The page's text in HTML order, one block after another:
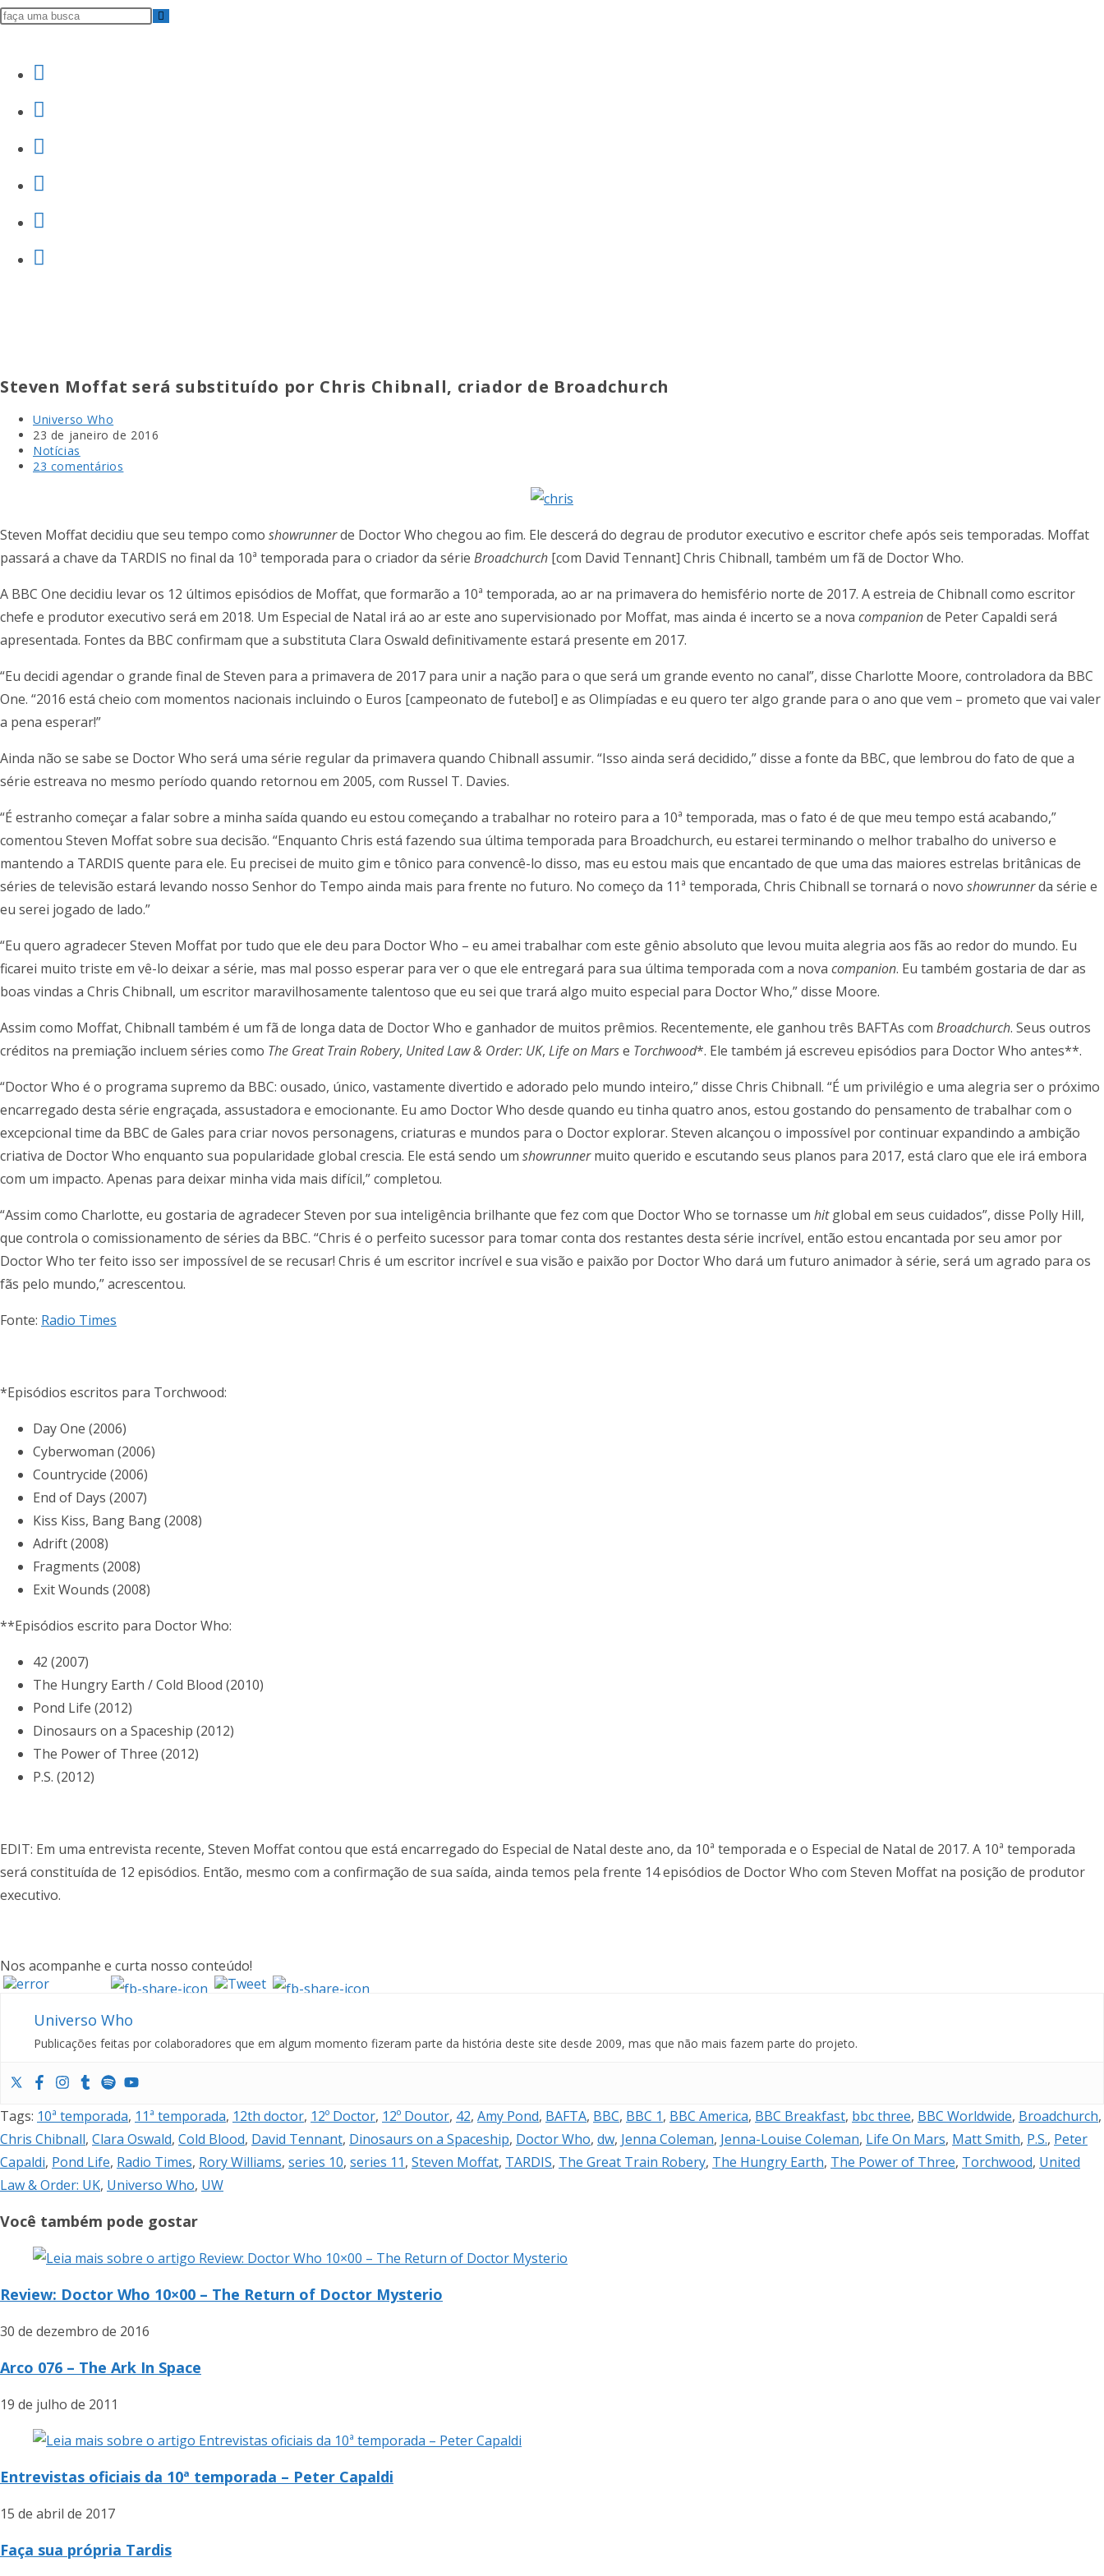
Steven Moffat será substituído por Chris Chibnall, criador de Broadchurch
Universo Who
23 de janeiro de 2016
Notícias
23 comentários
Steven Moffat decidiu que seu tempo como showrunnerde Doctor Who chegou ao fim. Ele descerá do degrau de produtor executivo e escritor chefe após seis temporadas. Moffat
passará a chave da TARDIS no final da 10ª temporada para o criador da série Broadchurch [com David Tennant] Chris Chibnall, também um fã de Doctor Who.
A BBC One decidiu levar os 12 últimos episódios de Moffat, que formarão a 10ª temporada, ao ar na primavera do hemisfério norte de 2017. A estreia de Chibnall como escritor
chefe e produtor executivo será em 2018. Um Especial de Natal irá ao ar este ano supervisionado por Moffat, mas ainda é incerto se a nova companionde Peter Capaldi será
apresentada. Fontes da BBC confirmam que a substituta Clara Oswald definitivamente estará presente em 2017.
“Eu decidi agendar o grande final de Steven para a primavera de 2017 para unir a nação para o que será um grande evento no canal”, disse Charlotte Moore, controladora da BBC
One. “2016 está cheio com momentos nacionais incluindo o Euros [campeonato de futebol] e as Olimpíadas e eu quero ter algo grande para o ano que vem – prometo que vai valer
a pena esperar!”
Ainda não se sabe se Doctor Who será uma série regular da primavera quando Chibnall assumir. “Isso ainda será decidido,” disse a fonte da BBC, que lembrou do fato de que a
série estreava no mesmo período quando retornou em 2005, com Russel T. Davies.
“É estranho começar a falar sobre a minha saída quando eu estou começando a trabalhar no roteiro para a 10ª temporada, mas o fato é de que meu tempo está acabando,”
comentou Steven Moffat sobre sua decisão. “Enquanto Chris está fazendo sua última temporada para Broadchurch, eu estarei terminando o melhor trabalho do universo e
mantendo a TARDIS quente para ele. Eu precisei de muito gim e tônico para convencê-lo disso, mas eu estou mais que encantado de que uma das maiores estrelas britânicas de
séries de televisão estará levando nosso Senhor do Tempo ainda mais para frente no futuro. No começo da 11ª temporada, Chris Chibnall se tornará o novo showrunnerda série e
eu serei jogado de lado.”
“Eu quero agradecer Steven Moffat por tudo que ele deu para Doctor Who – eu amei trabalhar com este gênio absoluto que levou muita alegria aos fãs ao redor do mundo. Eu
ficarei muito triste em vê-lo deixar a série, mas mal posso esperar para ver o que ele entregará para sua última temporada com a nova companion. Eu também gostaria de dar as
boas vindas a Chris Chibnall, um escritor maravilhosamente talentoso que eu sei que trará algo muito especial para Doctor Who,” disse Moore.
Assim como Moffat, Chibnall também é um fã de longa data de Doctor Who e ganhador de muitos prêmios. Recentemente, ele ganhou três BAFTAs com Broadchurch. Seus outros
créditos na premiação incluem séries como The Great Train Robery, United Law & Order: UK, Life on Marse Torchwood*. Ele também já escreveu episódios para Doctor Who antes**.
“Doctor Who é o programa supremo da BBC: ousado, único, vastamente divertido e adorado pelo mundo inteiro,” disse Chris Chibnall. “É um privilégio e uma alegria ser o próximo
encarregado desta série engraçada, assustadora e emocionante. Eu amo Doctor Who desde quando eu tinha quatro anos, estou gostando do pensamento de trabalhar com o
excepcional time da BBC de Gales para criar novos personagens, criaturas e mundos para o Doctor explorar. Steven alcançou o impossível por continuar expandindo a ambição
criativa de Doctor Who enquanto sua popularidade global crescia. Ele está sendo um showrunnermuito querido e escutando seus planos para 2017, está claro que ele irá embora
com um impacto. Apenas para deixar minha vida mais difícil,” completou.
“Assim como Charlotte, eu gostaria de agradecer Steven por sua inteligência brilhante que fez com que Doctor Who se tornasse um hitglobal em seus cuidados”, disse Polly Hill,
que controla o comissionamento de séries da BBC. “Chris é o perfeito sucessor para tomar conta dos restantes desta série incrível, então estou encantada por seu amor por
Doctor Who ter feito isso ser impossível de se recusar! Chris é um escritor incrível e sua visão e paixão por Doctor Who dará um futuro animador à série, será um agrado para os
fãs pelo mundo,” acrescentou.
Fonte: Radio Times
*Episódios escritos para Torchwood:
Day One (2006)
Cyberwoman (2006)
Countrycide (2006)
End of Days (2007)
Kiss Kiss, Bang Bang (2008)
Adrift (2008)
Fragments (2008)
Exit Wounds (2008)
**Episódios escrito para Doctor Who:
42 (2007)
The Hungry Earth / Cold Blood (2010)
Pond Life (2012)
Dinosaurs on a Spaceship (2012)
The Power of Three (2012)
P.S. (2012)
EDIT: Em uma entrevista recente, Steven Moffat contou que está encarregado do Especial de Natal deste ano, da 10ª temporada e o Especial de Natal de 2017. A 10ª temporada
será constituída de 12 episódios. Então, mesmo com a confirmação de sua saída, ainda temos pela frente 14 episódios de Doctor Who com Steven Moffat na posição de produtor
executivo.
Nos acompanhe e curta nosso conteúdo!
Universo Who
Publicações feitas por colaboradores que em algum momento fizeram parte da história deste site desde 2009, mas que não mais fazem parte do projeto.
Tags: 10ª temporada, 11ª temporada, 12th doctor, 12º Doctor, 12º Doutor, 42, Amy Pond, BAFTA, BBC, BBC 1, BBC America, BBC Breakfast, bbc three, BBC Worldwide, Broadchurch,
Chris Chibnall, Clara Oswald, Cold Blood, David Tennant, Dinosaurs on a Spaceship, Doctor Who, dw, Jenna Coleman, Jenna-Louise Coleman, Life On Mars, Matt Smith, P.S., Peter
Capaldi, Pond Life, Radio Times, Rory Williams, series 10, series 11, Steven Moffat, TARDIS, The Great Train Robery, The Hungry Earth, The Power of Three, Torchwood, United
Law & Order: UK, Universo Who, UW
Você também pode gostar
Review: Doctor Who 10×00 – The Return of Doctor Mysterio
30 de dezembro de 2016
Arco 076 – The Ark In Space
19 de julho de 2011
Entrevistas oficiais da 10ª temporada – Peter Capaldi
15 de abril de 2017
Faça sua própria Tardis